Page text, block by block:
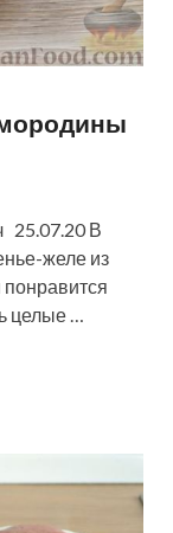
25.07.20 В
желе из
целые …